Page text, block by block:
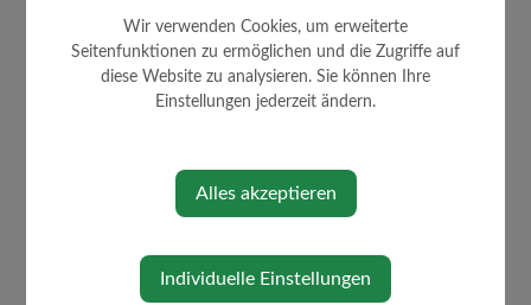
GEMEINDE
familienfreundliche Gemeinde
Über die Gemeinde
Politik
Wir verwenden Cookies, um erweiterte
Seitenfunktionen zu ermöglichen und die Zugriffe auf
diese Website zu analysieren. Sie können Ihre
Einstellungen jederzeit ändern.
Alles akzeptieren
Individuelle Einstellungen